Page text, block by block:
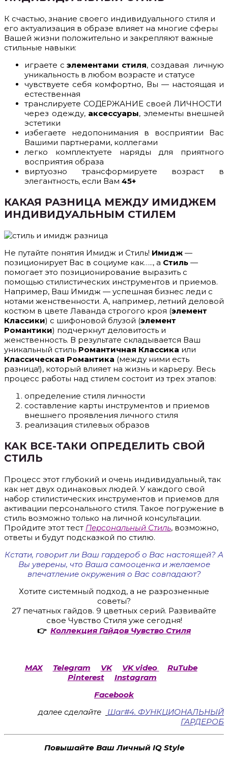
К счастью, знание своего индивидуального стиля и
его актуализация в образе влияет на многие сферы
Вашей жизни положительно и закрепляют важные
стильные навыки:
играете сэлементами стиля, создавая личную
уникальность в любом возрасте и статусе
чувствуете себя комфортно, Вы — настоящая и
естественная
транслируете СОДЕРЖАНИЕ своей ЛИЧНОСТИ
через одежду, аксессуары, элементы внешней
эстетики
избегаете недопонимания в восприятии Вас
Вашими партнерами, коллегами
легко комплектуете наряды для приятного
восприятия образа
виртуозно трансформируете возраст в
элегантность, если Вам 45+
КАКАЯ РАЗНИЦА МЕЖДУ ИМИДЖЕМ
ИНДИВИДУАЛЬНЫМ СТИЛЕМ
Не путайте понятия Имидж и Стиль! Имидж —
позиционирует Вас в социуме как….., а Стиль —
помогает это позиционирование выразить с
помощью стилистических инструментов и приемов.
Например, Ваш Имидж — успешная бизнес леди с
нотами женственности. А, например, летний деловой
костюм в цвете Лаванда строгого кроя (элемент
Классики) с шифоновой блузой (элемент
Романтики) подчеркнут деловитость и
женственность. В результате складывается Ваш
уникальный стиль Романтичная Классика или
Классическая Романтика (между ними есть
разница!), который влияет на жизнь и карьеру. Весь
процесс работы над стилем состоит из трех этапов:
определение стиля личности
составление карты инструментов и приемов
внешнего проявления личного стиля
реализация стилевых образов
КАК ВСЕ-ТАКИ ОПРЕДЕЛИТЬ СВОЙ
СТИЛЬ
Процесс этот глубокий и очень индивидуальный, так
как нет двух одинаковых людей. У каждого свой
набор стилистических инструментов и приемов для
активации персонального стиля. Такое погружение в
стиль возможно только на личной консультации.
Пройдите этот тест Персональный Стиль, возможно,
ответы и будут подсказкой по стилю.
Кстати, говорит ли Ваш гардероб о Вас настоящей? А
Вы уверены, что Ваша самооценка и желаемое
впечатление окружения о Вас совпадают?
Хотите системный подход, а не разрозненные
советы?
27 печатных гайдов. 9 цветных серий. Развивайте
свое Чувство Стиля уже сегодня!
👉 Коллекция Гайдов Чувство Стиля
MAX Telegram VK VK video
RuTube
Pinterest
Instagram
Facebook
далее сделайте
Шаг#4. ФУНКЦИОНАЛЬНЫЙ
ГАРДЕРОБ
Повышайте Ваш Личный IQ Style